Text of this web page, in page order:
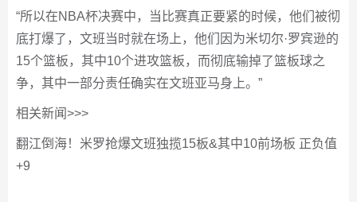
“所以在NBA杯决赛中，当比赛真正要紧的时候，他们被彻
底打爆了，文班当时就在场上，他们因为米切尔·罗宾逊的
15个篮板，其中10个进攻篮板，而彻底输掉了篮板球之
争，其中一部分责任确实在文班亚马身上。”
相关新闻>>>
翻江倒海！米罗抢爆文班独揽15板&其中10前场板 正负值
+9